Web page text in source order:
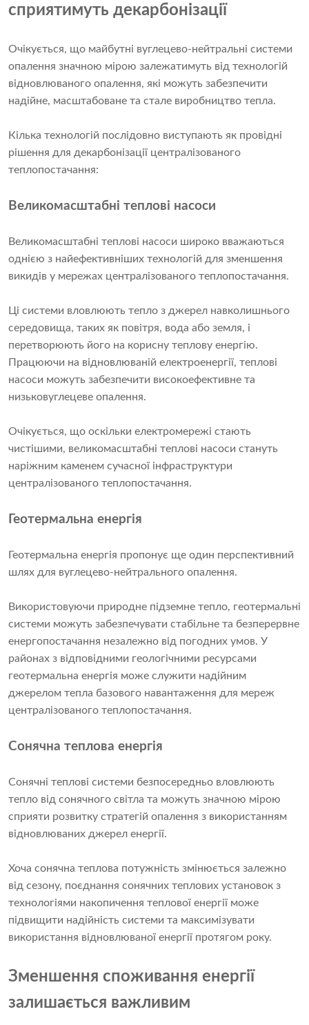
сприятимуть декарбонізації
Очікується, що майбутні вуглецево-нейтральні системи
опалення значною мірою залежатимуть від технологій
відновлюваного опалення, які можуть забезпечити
надійне, масштабоване та стале виробництво тепла.
Кілька технологій послідовно виступають як провідні
рішення для декарбонізації централізованого
теплопостачання:
Великомасштабні теплові насоси
Великомасштабні теплові насоси широко вважаються
однією з найефективніших технологій для зменшення
викидів у мережах централізованого теплопостачання.
Ці системи вловлюють тепло з джерел навколишнього
середовища, таких як повітря, вода або земля, і
перетворюють його на корисну теплову енергію.
Працюючи на відновлюваній електроенергії, теплові
насоси можуть забезпечити високоефективне та
низьковуглецеве опалення.
Очікується, що оскільки електромережі стають
чистішими, великомасштабні теплові насоси стануть
наріжним каменем сучасної інфраструктури
централізованого теплопостачання.
Геотермальна енергія
Геотермальна енергія пропонує ще один перспективний
шлях для вуглецево-нейтрального опалення.
Використовуючи природне підземне тепло, геотермальні
системи можуть забезпечувати стабільне та безперервне
енергопостачання незалежно від погодних умов. У
районах з відповідними геологічними ресурсами
геотермальна енергія може служити надійним
джерелом тепла базового навантаження для мереж
централізованого теплопостачання.
Сонячна теплова енергія
Сонячні теплові системи безпосередньо вловлюють
тепло від сонячного світла та можуть значною мірою
сприяти розвитку стратегій опалення з використанням
відновлюваних джерел енергії.
Хоча сонячна теплова потужність змінюється залежно
від сезону, поєднання сонячних теплових установок з
технологіями накопичення теплової енергії може
підвищити надійність системи та максимізувати
використання відновлюваної енергії протягом року.
Зменшення споживання енергії
залишається важливим